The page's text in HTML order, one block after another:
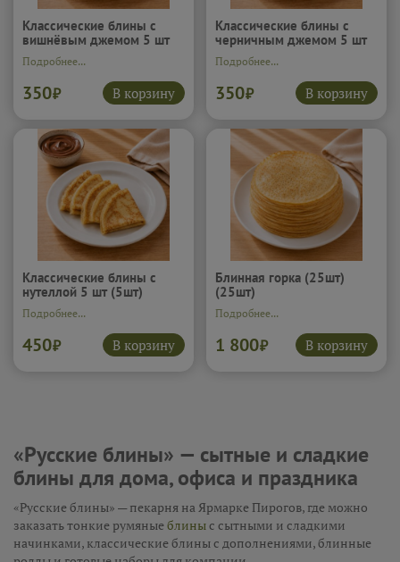
Классические блины с
вишнёвым джемом 5 шт
(5шт)
Подробнее...
350₽ В корзину
Классические блины с
черничным джемом 5 шт
(5шт)
Подробнее...
350₽ В корзину
Классические блины с
нутеллой 5 шт (5шт)
Подробнее...
450₽ В корзину
Блинная горка (25шт)
(25шт)
Подробнее...
1 800₽ В корзину
«Русские блины» — сытные и сладкие
блины для дома, офиса и праздника
«Русские блины» — пекарня на Ярмарке Пирогов, где можно
заказать тонкие румяныеблиныс сытными и сладкими
начинками, классические блины с дополнениями, блинные